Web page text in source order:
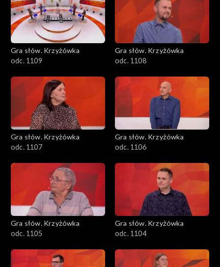
Gra słów. Krzyżówka
odc. 1109
Gra słów. Krzyżówka
odc. 1108
Gra słów. Krzyżówka
odc. 1107
Gra słów. Krzyżówka
odc. 1106
Gra słów. Krzyżówka
odc. 1105
Gra słów. Krzyżówka
odc. 1104